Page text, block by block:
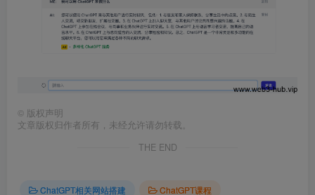
© 版权声明
文章版权归作者所有，未经允许请勿转载。
THE END
ChatGPT相关网站搭建 ChatGPT课程